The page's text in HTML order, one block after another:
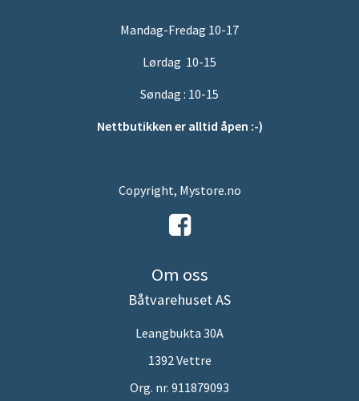
Mandag-Fredag 10-17
Lørdag 10-15
Søndag : 10-15
Nettbutikken er alltid åpen :-)
Copyright, Mystore.no
Om oss
Båtvarehuset AS
Leangbukta 30A
1392 Vettre
Org. nr. 911879093